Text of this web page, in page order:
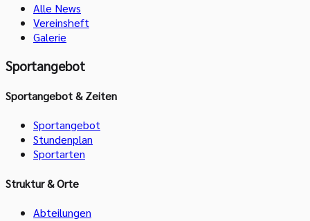
Alle News
Vereinsheft
Galerie
Sportangebot
Sportangebot & Zeiten
Sportangebot
Stundenplan
Sportarten
Struktur & Orte
Abteilungen